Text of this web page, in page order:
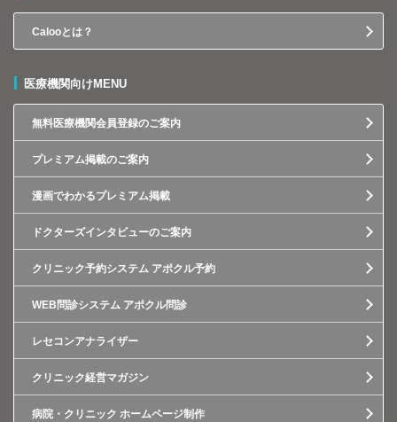
Calooとは？
医療機関向けMENU
無料医療機関会員登録のご案内
プレミアム掲載のご案内
漫画でわかるプレミアム掲載
ドクターズインタビューのご案内
クリニック予約システム アポクル予約
WEB問診システム アポクル問診
レセコンアナライザー
クリニック経営マガジン
病院・クリニック ホームページ制作